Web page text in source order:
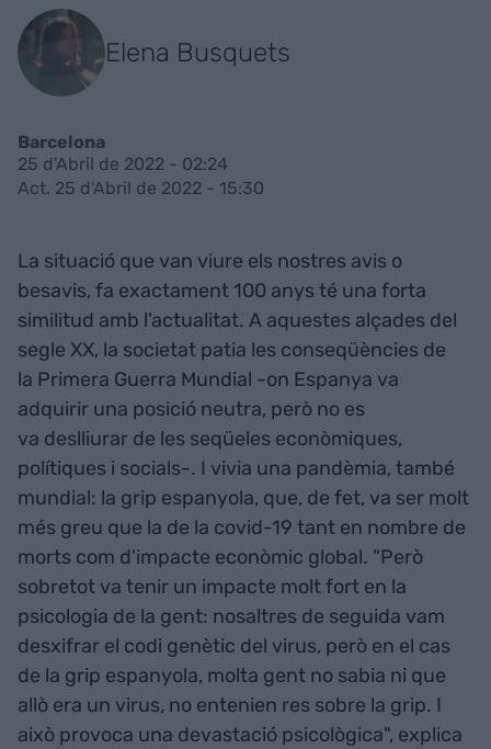
Elena Busquets
Barcelona
25 d'Abril de 2022 - 02:24
Act. 25 d'Abril de 2022 - 15:30
La situació que van viure els nostres avis o
besavis, fa exactament 100 anys té una forta
similitud amb l'actualitat. A aquestes alçades del
segle XX, la societat patia les conseqüències de
la Primera Guerra Mundial -on Espanya va
adquirir una posició neutra, però no es
va deslliurar de les seqüeles econòmiques,
polítiques i socials-. I vivia una pandèmia, també
mundial: la grip espanyola, que, de fet, va ser molt
més greu que la de la covid-19 tant en nombre de
morts com d'impacte econòmic global. "Però
sobretot va tenir un impacte molt fort en la
psicologia de la gent: nosaltres de seguida vam
desxifrar el codi genètic del virus, però en el cas
de la grip espanyola, molta gent no sabia ni que
allò era un virus, no entenien res sobre la grip. I
això provoca una devastació psicològica", explica